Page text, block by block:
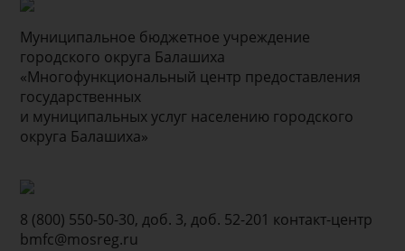
Муниципальное бюджетное учреждение
городского округа Балашиха
«Многофункциональный центр предоставления
государственных
и муниципальных услуг населению городского
округа Балашиха»
8 (800) 550-50-30, доб. 3, доб. 52-201 контакт-центр
bmfc@mosreg.ru